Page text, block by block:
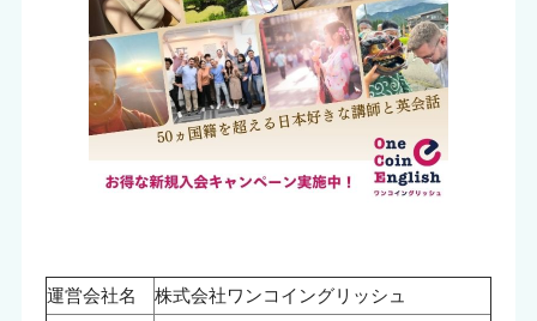
運営会社名
株式会社ワンコイングリッシュ